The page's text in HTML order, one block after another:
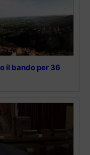
il bando per 36